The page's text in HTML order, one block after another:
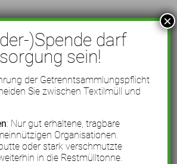
)Spende darf
sein!
der Getrenntsammlungspflicht
Sie zwischen Textilmüll und
: Nur gut erhaltene, tragbare
Organisationen.
oder stark verschmutzte
in die Restmülltonne.
×